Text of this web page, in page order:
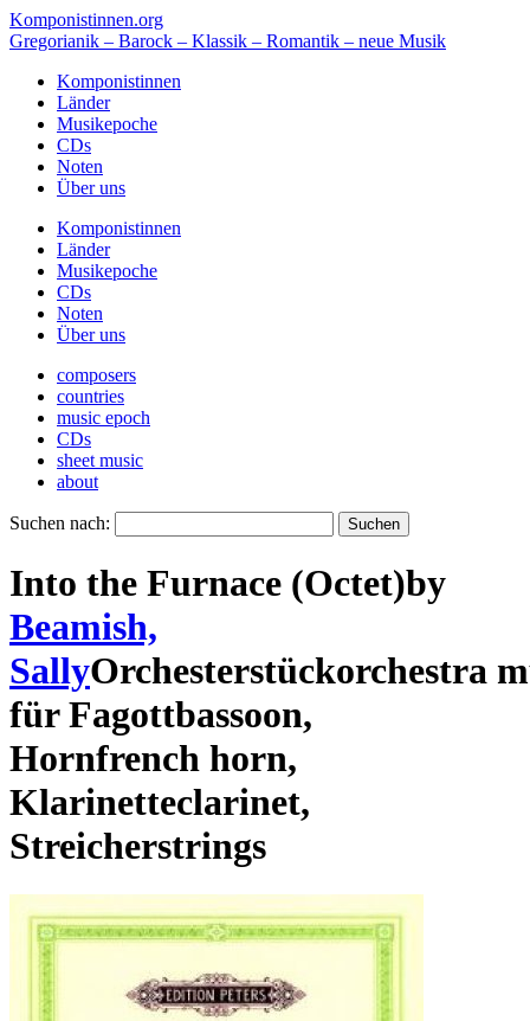
Komponistinnen.org
Gregorianik – Barock – Klassik – Romantik – neue Musik
Komponistinnen
Länder
Musikepoche
CDs
Noten
Über uns
Komponistinnen
Länder
Musikepoche
CDs
Noten
Über uns
composers
countries
music epoch
CDs
sheet music
about
Suchen nach:
Into the Furnace (Octet)by
Beamish,
SallyOrchesterstückorchestra
fürFagottbassoon,
Hornfrench horn,
Klarinetteclarinet,
Streicherstrings